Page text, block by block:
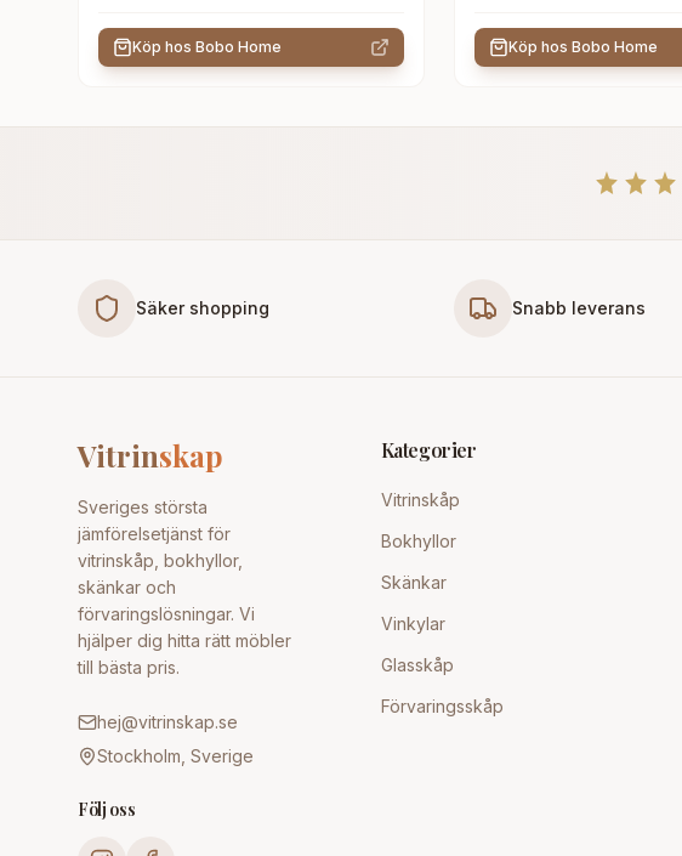
Köp hos Bobo Home Köp hos Bobo Home
Säker shopping Snabb leverans
Vitrinskap
Sveriges största
jämförelsetjänst för
vitrinskåp, bokhyllor,
skänkar och
förvaringslösningar. Vi
hjälper dig hitta rätt möbler
till bästa pris.
hej@vitrinskap.se
Stockholm, Sverige
Följ oss
Kategorier
Vitrinskåp
Bokhyllor
Skänkar
Vinkylar
Glasskåp
Förvaringsskåp